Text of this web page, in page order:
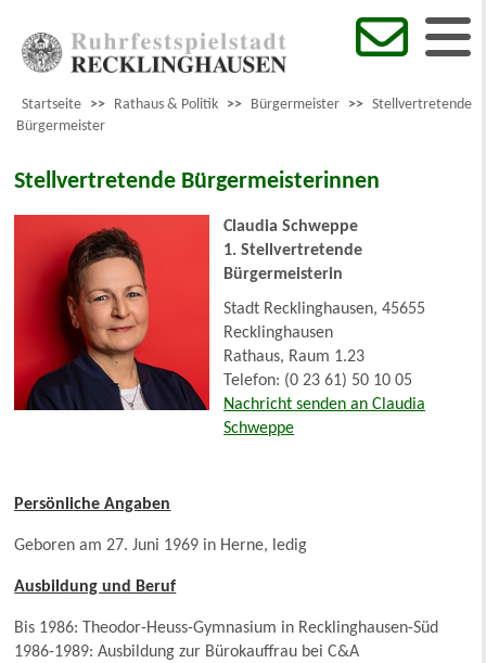
Startseite >> Rathaus & Politik >> Bürgermeister >> Stellvertretende
Bürgermeister
Stellvertretende Bürgermeisterinnen
Claudia Schweppe
1. Stellvertretende
Bürgermeisterin
Stadt Recklinghausen, 45655
Recklinghausen
Rathaus, Raum 1.23
Telefon: (0 23 61) 50 10 05
Nachricht senden an Claudia
Schweppe
Persönliche Angaben
Geboren am 27. Juni 1969 in Herne, ledig
Ausbildung und Beruf
Bis 1986: Theodor-Heuss-Gymnasium in Recklinghausen-Süd
1986-1989: Ausbildung zur Bürokauffrau bei C&A